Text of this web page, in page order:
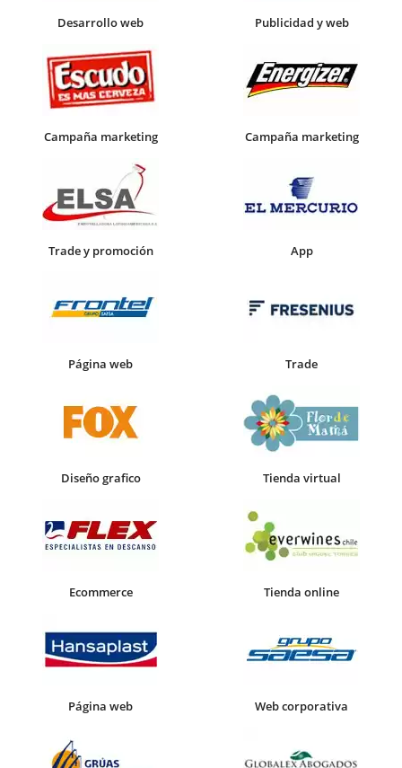
Desarrollo web Publicidad y web
Campaña marketing Campaña marketing
Trade y promoción App
Página web Trade
Diseño grafico Tienda virtual
Ecommerce Tienda online
Página web Web corporativa